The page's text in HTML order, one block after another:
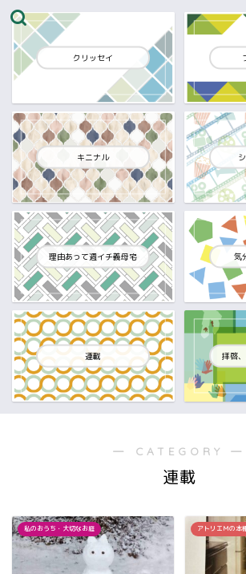
クリッセイ
キニナル
理由あって週イチ義母宅 気
連載 拝啓
― CATEGORY ―
連載
私のおうち・大切なお庭 アトリエＭの本